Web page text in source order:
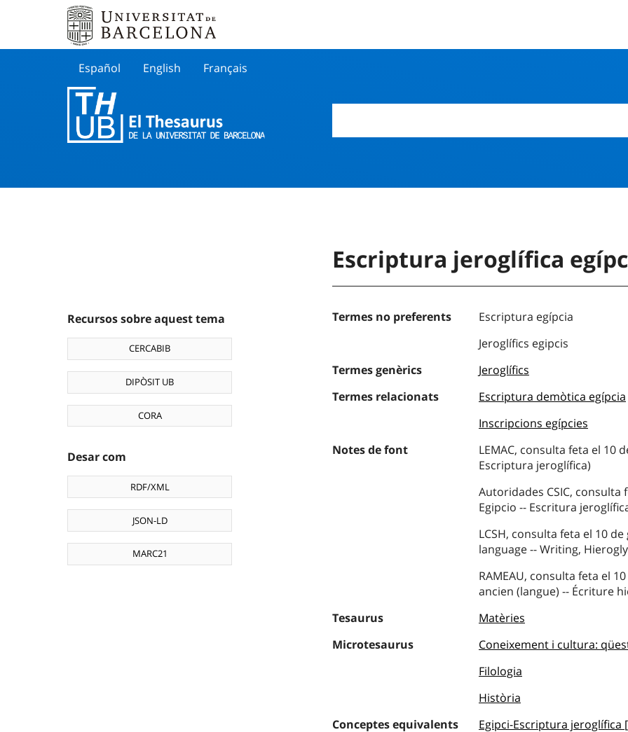
Español English Français
Recursos sobre aquest tema
CERCABIB
DIPÒSIT UB
CORA
Desar com
RDF/XML
JSON-LD
MARC21
Escriptura jeroglífica
Termes no preferents
Escriptura egípcia
Jeroglífics egipcis
Termes genèrics
Jeroglífics
Termes relacionats
Escriptura demòtica egípcia
Inscripcions egípcies
Notes de font
LEMAC, consulta feta el 10
Escriptura jeroglífica)
Autoridades CSIC, consulta
Egipcio -- Escritura
LCSH, consulta feta el 10
language -- Writing,
RAMEAU, consulta feta el
ancien (langue) -- Écriture
Tesaurus
Matèries
Microtesaurus
Coneixement i cultura:
Filologia
Història
Conceptes equivalents
Egipci-Escriptura jeroglífica